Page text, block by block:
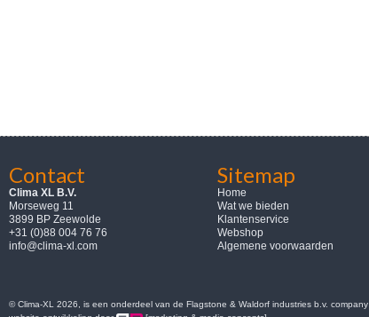
Contact
Clima XL B.V.
Morseweg 11
3899 BP Zeewolde
+31 (0)88 004 76 76
info@clima-xl.com
Sitemap
Home
Wat we bieden
Klantenservice
Webshop
Algemene voorwaarden
© Clima-XL 2026, is een onderdeel van de Flagstone & Waldorf industries b.v. company